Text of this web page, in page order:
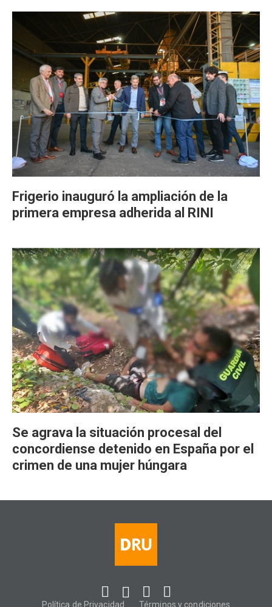
Frigerio inauguró la ampliación de la
primera empresa adherida al RINI
Se agrava la situación procesal del
concordiense detenido en España por el
crimen de una mujer húngara
Política de Privacidad Términos y condiciones